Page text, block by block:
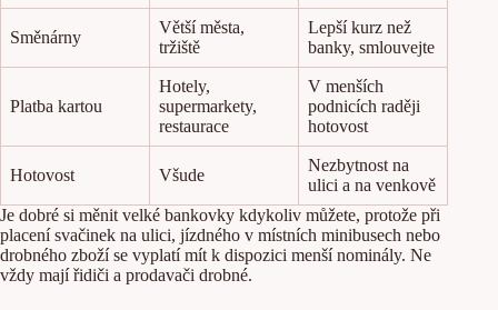
Směnárny
Větší města,
tržiště
Lepší kurz než
banky, smlouvejte
Platba kartou
Hotely,
supermarkety,
restaurace
V menších
podnicích raději
hotovost
Hotovost Všude
Nezbytnost na
ulici a na venkově
Je dobré si měnit velké bankovky kdykoliv můžete, protože při
placení svačinek na ulici, jízdného v místních minibusech nebo
drobného zboží se vyplatí mít k dispozici menší nominály. Ne
vždy mají řidiči a prodavači drobné.